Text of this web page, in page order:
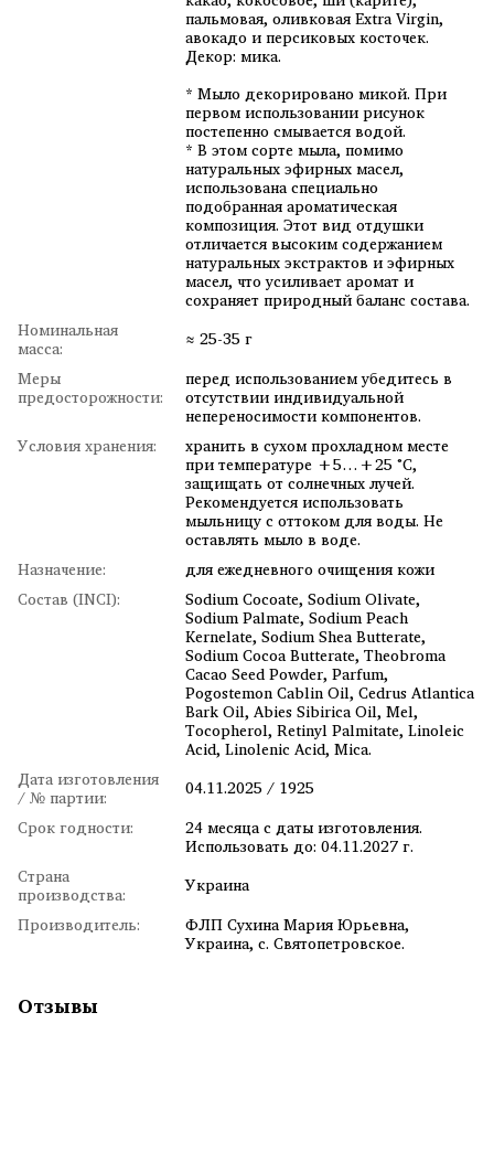
пальмовая, оливковая Extra Virgin,
авокадо и персиковых косточек.
Декор: мика.
* Мыло декорировано микой. При
первом использовании рисунок
постепенно смывается водой.
* В этом сорте мыла, помимо
натуральных эфирных масел,
использована специально
подобранная ароматическая
композиция. Этот вид отдушки
отличается высоким содержанием
натуральных экстрактов и эфирных
масел, что усиливает аромат и
сохраняет природный баланс состава.
Номинальная
масса:
≈ 25-35 г
Меры
предосторожности:
перед использованием убедитесь в
отсутствии индивидуальной
непереносимости компонентов.
Условия хранения:
хранить в сухом прохладном месте
при температуре +5…+25 °C,
защищать от солнечных лучей.
Рекомендуется использовать
мыльницу с оттоком для воды. Не
оставлять мыло в воде.
Назначение:
для ежедневного очищения кожи
Состав (INCI):
Sodium Cocoate, Sodium Olivate,
Sodium Palmate, Sodium Peach
Kernelate, Sodium Shea Butterate,
Sodium Cocoa Butterate, Theobroma
Cacao Seed Powder, Parfum,
Pogostemon Cablin Oil, Cedrus Atlantica
Bark Oil, Abies Sibirica Oil, Mel,
Tocopherol, Retinyl Palmitate, Linoleic
Acid, Linolenic Acid, Mica.
Дата изготовления
/ № партии:
04.11.2025 / 1925
Срок годности:
24 месяца с даты изготовления.
Использовать до: 04.11.2027 г.
Страна
производства:
Украина
Производитель:
ФЛП Сухина Мария Юрьевна,
Украина, с. Святопетровское.
Отзывы